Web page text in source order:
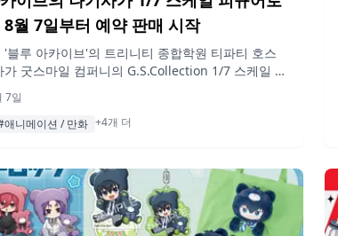
월 7일부터 예약 판매 시작
'블루 아카이브'의 트리니티 종합학원 티파티 호스
가 굿스마일 컴퍼니의 G.S.Collection 1/7 스케일 피
년 9월 발매 예정입니다.
7일
애니메이션 / 만화 +4개 더